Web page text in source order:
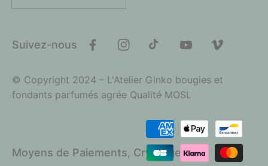
Suivez-nous FacebookInstagramTikTok YouTubeVimeo
© Copyright 2024 – L'Atelier Ginko bougies et
fondants parfumés agrée Qualité MOSL
Moyens de Paiements, Cryptage SSL
Payment
methods